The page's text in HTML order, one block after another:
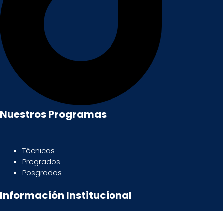
Nuestros Programas
Técnicas
Pregrados
Posgrados
Información Institucional